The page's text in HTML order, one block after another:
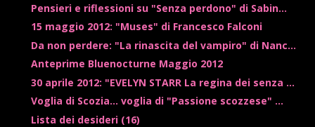
Pensieri e riflessioni su "Senza perdono" di Sabin...
15 maggio 2012: "Muses" di Francesco Falconi
Da non perdere: "La rinascita del vampiro" di Nanc...
Anteprime Bluenocturne Maggio 2012
30 aprile 2012: "EVELYN STARR La regina dei senza ...
Voglia di Scozia... voglia di "Passione scozzese" ...
Lista dei desideri (16)